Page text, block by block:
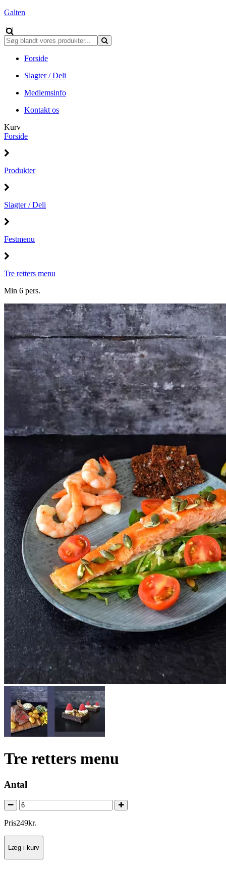
Galten
Forside
Slagter / Deli
Medlemsinfo
Kontakt os
Kurv
Forside
Produkter
Slagter / Deli
Festmenu
Tre retters menu
Min 6 pers.
Tre retters menu
Antal
Pris249kr.
Læg i kurv